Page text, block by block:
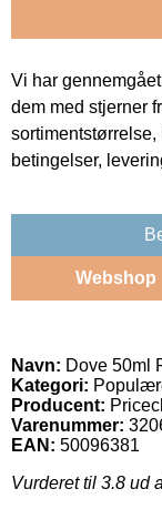
Vi har
dem med stjerner
betingelser,
Webshop
Navn: Dove 50ml
Kategori:
Producent:
Varenummer:
EAN: 50096381
Vurderet til 3.8 ud